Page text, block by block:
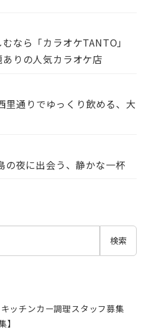
なら「カラオケTANTO」
りの人気カラオケ店
通りでゆっくり飲める、大
の夜に出会う、静かな一杯
検索
ッチンカー調理スタッフ募集
】